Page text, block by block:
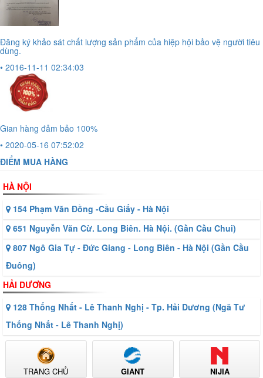
Đăng ký khảo sát chất lượng sản phẩm của hiệp hội bảo vệ người tiêu
dùng.
• 2016-11-11 02:34:03
Gian hàng đảm bảo 100%
• 2020-05-16 07:52:02
ĐIỂM MUA HÀNG
HÀ NỘI
154 Phạm Văn Đồng -Cầu Giấy - Hà Nội
651 Nguyễn Văn Cừ. Long Biên. Hà Nội. (Gần Cầu Chui)
807 Ngô Gia Tự - Đức Giang - Long Biên - Hà Nội (Gần Cầu
Đuông)
HẢI DƯƠNG
128 Thống Nhất - Lê Thanh Nghị - Tp. Hải Dương (Ngã Tư
Thống Nhất - Lê Thanh Nghị)
TRANG CHỦ GIANT NIJIA